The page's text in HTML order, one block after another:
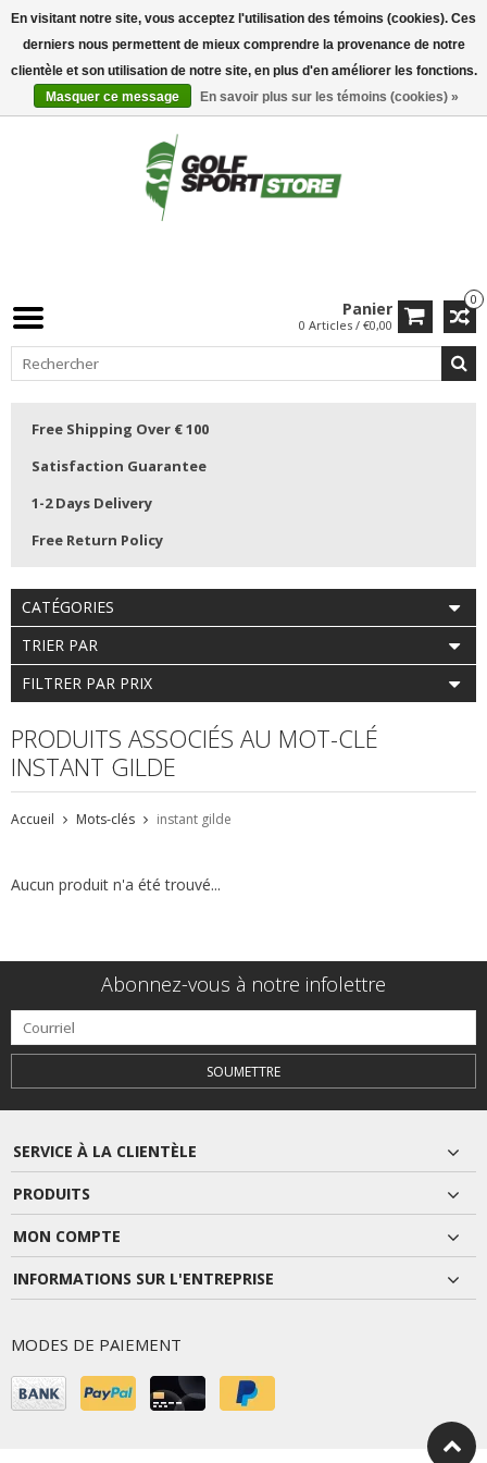
0
Panier
0 Articles / €0,00
Free Shipping Over € 100
Satisfaction Guarantee
1-2 Days Delivery
Free Return Policy
CATÉGORIES
TRIER PAR
FILTRER PAR PRIX
PRODUITS ASSOCIÉS AU MOT-CLÉ
INSTANT GILDE
Accueil Mots-clés instant gilde
Aucun produit n'a été trouvé...
Abonnez-vous à notre infolettre
SOUMETTRE
SERVICE À LA CLIENTÈLE
PRODUITS
MON COMPTE
INFORMATIONS SUR L'ENTREPRISE
MODES DE PAIEMENT
En visitant notre site, vous acceptez l'utilisation des témoins (cookies). Ces
derniers nous permettent de mieux comprendre la provenance de notre
clientèle et son utilisation de notre site, en plus d'en améliorer les fonctions.
Masquer ce message
En savoir plus sur les témoins (cookies) »